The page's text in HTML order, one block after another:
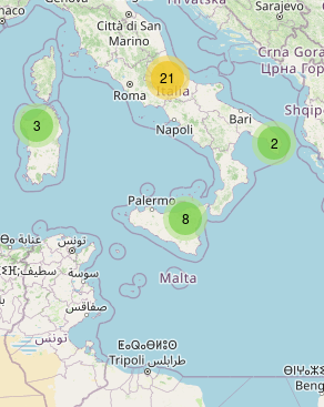
21
3
2
8